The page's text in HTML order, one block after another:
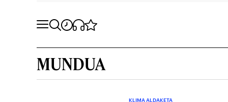
MUNDUA
KLIMA ALDAKETA